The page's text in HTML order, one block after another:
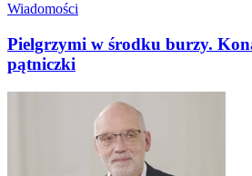
Wiadomości
Pielgrzymi w środku burzy.
pątniczki